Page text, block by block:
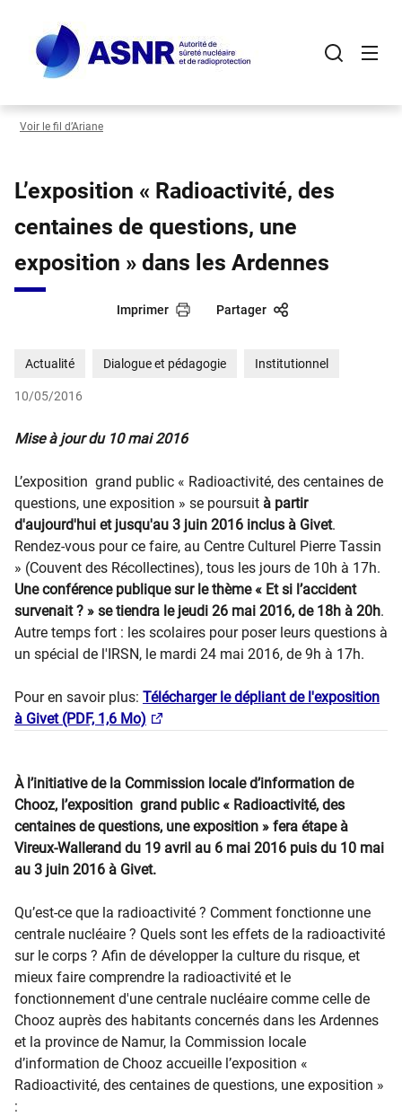
contenu
principal
Voir le fil d’Ariane
L’exposition « Radioactivité, des
centaines de questions, une
exposition » dans les Ardennes
Imprimer Partager
Actualité Dialogue et pédagogie Institutionnel
10/05/2016
Mise à jour du 10 mai 2016
L’exposition grand public « Radioactivité, des centaines de
questions, une exposition » se poursuit à partir
d'aujourd'hui et jusqu'au 3 juin 2016 inclus à Givet.
Rendez-vous pour ce faire, au Centre Culturel Pierre Tassin
» (Couvent des Récollectines), tous les jours de 10h à 17h.
Une conférence publique sur le thème « Et si l’accident
survenait ? » se tiendra le jeudi 26 mai 2016, de 18h à 20h.
Autre temps fort : les scolaires pour poser leurs questions à
un spécial de l'IRSN, le mardi 24 mai 2016, de 9h à 17h.
Pour en savoir plus: Télécharger le dépliant de l'exposition
à Givet (PDF, 1,6 Mo)
À l’initiative de la Commission locale d’information de
Chooz, l’exposition grand public « Radioactivité, des
centaines de questions, une exposition » fera étape à
Vireux-Wallerand du 19 avril au 6 mai 2016 puis du 10 mai
au 3 juin 2016 à Givet.
Qu’est-ce que la radioactivité ? Comment fonctionne une
centrale nucléaire ? Quels sont les effets de la radioactivité
sur le corps ? Afin de développer la culture du risque, et
mieux faire comprendre la radioactivité et le
fonctionnement d'une centrale nucléaire comme celle de
Chooz auprès des habitants concernés dans les Ardennes
et la province de Namur, la Commission locale
d’information de Chooz accueille l’exposition «
Radioactivité, des centaines de questions, une exposition »
: